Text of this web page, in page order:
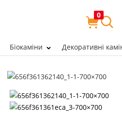
0
Біокаміни Декоративні